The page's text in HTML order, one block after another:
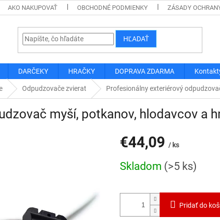
AKO NAKUPOVAŤ OBCHODNÉ PODMIENKY ZÁSADY
HĽADAŤ
DARČEKY HRAČKY DOPRAVA ZDARMA
Odpudzovače zvierat Profesionálny exteriérový
myší, potkanov, hlodavcov a
€44,09 / ks
cena:
Skladom (>5 ks)
Pridať do